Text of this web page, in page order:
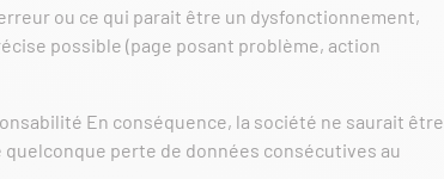
ou ce qui parait être un dysfonctionnement,
possible (page posant problème, action
En conséquence, la société ne saurait être
quelconque perte de données consécutives au